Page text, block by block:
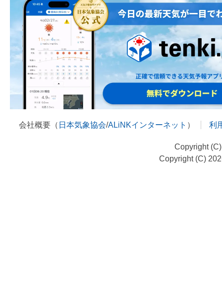
会社概要（ 日本気象協会/ALiNKインターネット ） 利
Copyright
Copyright (C)